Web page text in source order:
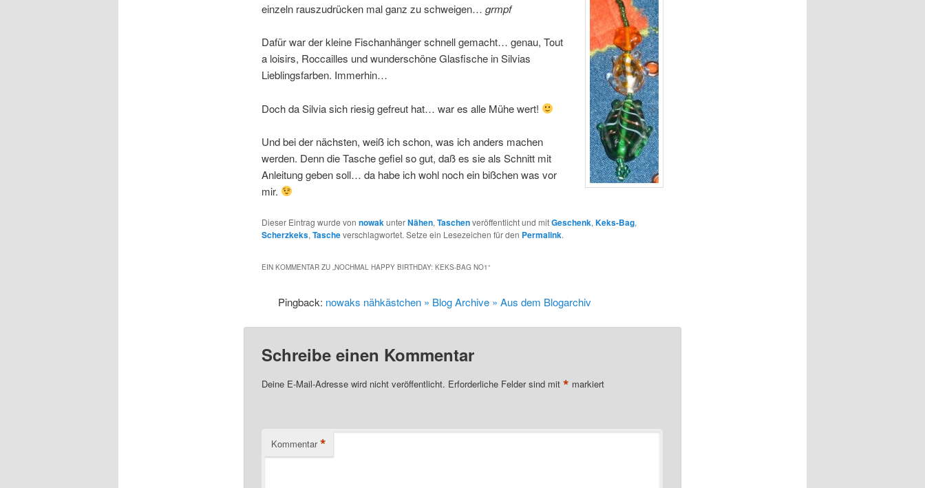
einzeln rauszudrücken mal ganz zu schweigen… grmpf
Dafür war der kleine Fischanhänger schnell gemacht… genau, Tout
a loisirs, Roccailles und wunderschöne Glasfische in Silvias
Lieblingsfarben. Immerhin…
Doch da Silvia sich riesig gefreut hat… war es alle Mühe wert!
Und bei der nächsten, weiß ich schon, was ich anders machen
werden. Denn die Tasche gefiel so gut, daß es sie als Schnitt mit
Anleitung geben soll… da habe ich wohl noch ein bißchen was vor
mir.
Dieser Eintrag wurde von nowakunterNähen, Taschenveröffentlicht und mitGeschenk, Keks-Bag,
Scherzkeks, Tascheverschlagwortet. Setze ein Lesezeichen für den Permalink.
EIN KOMMENTAR ZU „ NOCHMAL HAPPY BIRTHDAY: KEKS-BAG NO1“
Pingback: nowaks nähkästchen » Blog Archive » Aus dem Blogarchiv
Schreibe einen Kommentar
Deine E-Mail-Adresse wird nicht veröffentlicht. Erforderliche Felder sind mit * markiert
Kommentar *